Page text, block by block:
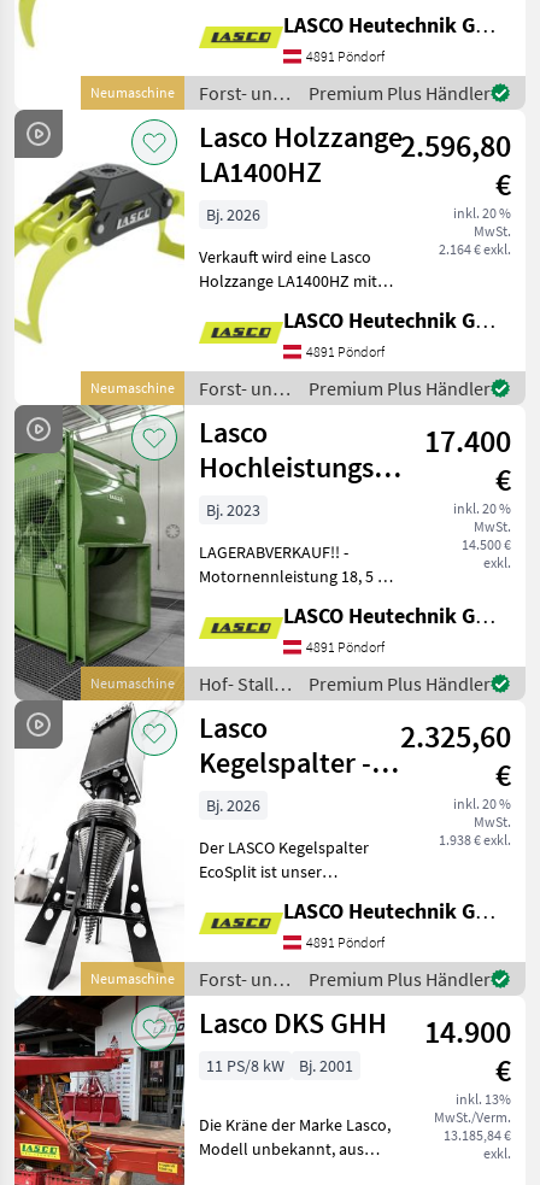
Neumaschine
Öffnungsweite: 1400mm -
Gewicht: 215 kg -
Zangenschließkraft bei 200
bar: 13, 8 kN -
LASCO Heutechnik GmbH
4891 Pöndorf
Forst- und
Holztechnik
/ Lasco
Premium Plus Händler
Neumaschine
Lasco Holzzange
LA1400HZ
2.596,80
€
inkl. 20 %
MwSt.
2.164 € exkl.
Bj. 2026
Verkauft wird eine Lasco
Holzzange LA1400HZ mit
Öffnungsweite: 1400mm -
Gewicht: 175 kg -
Zangenschließkraft bei 200
bar: 13, 7 kN -
LASCO Heutechnik GmbH
4891 Pöndorf
Forst- und
Holztechnik
/ Lasco
Premium Plus Händler
Neumaschine
Lasco
Hochleistungsventilator
LR-FK, 18,5 kW
17.400
€
inkl. 20 %
MwSt.
14.500 €
exkl.
Bj. 2023
LAGERABVERKAUF!! -
Motornennleistung 18, 5 kW
Nennstrom 34 A - Leistung
22, 7 m³/sec bei 6 mbar -
Leistung 17, 2 m³/sec bei 9
mbar - max. Dru
LASCO Heutechnik GmbH
4891 Pöndorf
Hof- Stall-
und
Weidetechnik
/ Lasco
Premium Plus Händler
Neumaschine
Lasco
Kegelspalter -
EcoSplit
2.325,60
€
inkl. 20 %
MwSt.
1.938 € exkl.
Bj. 2026
Der LASCO Kegelspalter
EcoSplit ist unser
Kegelspalterserie und
geeignet für
Holzspaltarbeiten. Bequem
vom Bagger werden
übergroße Hölzer aufges
LASCO Heutechnik GmbH
4891 Pöndorf
Forst- und
Holztechnik
/ Lasco
Premium Plus Händler
Lasco DKS GHH
14.900
€
inkl. 13%
MwSt./Verm.
13.185,84 €
exkl.
11 PS/8 kW Bj. 2001
Die Kräne der Marke Lasco,
Modell unbekannt, aus